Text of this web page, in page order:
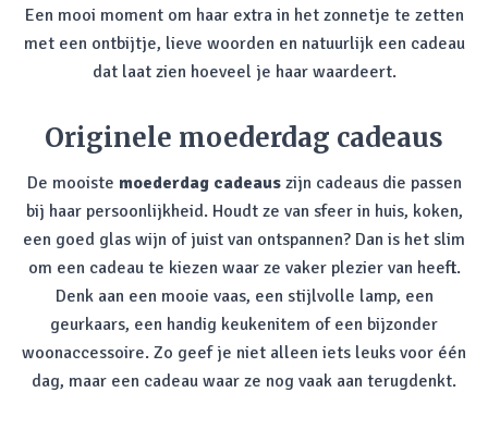
Een mooi moment om haar extra in het zonnetje te zetten
met een ontbijtje, lieve woorden en natuurlijk een cadeau
dat laat zien hoeveel je haar waardeert.
Originele moederdag cadeaus
De mooiste moederdag cadeauszijn cadeaus die passen
bij haar persoonlijkheid. Houdt ze van sfeer in huis, koken,
een goed glas wijn of juist van ontspannen? Dan is het slim
om een cadeau te kiezen waar ze vaker plezier van heeft.
Denk aan een mooie vaas, een stijlvolle lamp, een
geurkaars, een handig keukenitem of een bijzonder
woonaccessoire. Zo geef je niet alleen iets leuks voor één
dag, maar een cadeau waar ze nog vaak aan terugdenkt.